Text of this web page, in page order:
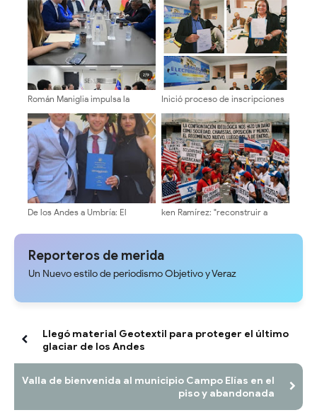
Coliseo El Llano de Tovar
cambio y la
reinstitucionalización de
Venezuela
Román Maniglia impulsa la
mediante la nueva visión MODA
junto a gremios técnicos y
tributarios
Inició proceso de inscripciones
ULA
De los Andes a Umbría: El
en Italia descifrando el origen
ken Ramírez: "reconstruir a
sólidas y una agenda centrada
Reporteros de merida
Un Nuevo estilo de periodismo Objetivo y Veraz
Llegó material Geotextil para proteger el último
glaciar de los Andes
Valla de bienvenida al municipio Campo Elías en el
piso y abandonada